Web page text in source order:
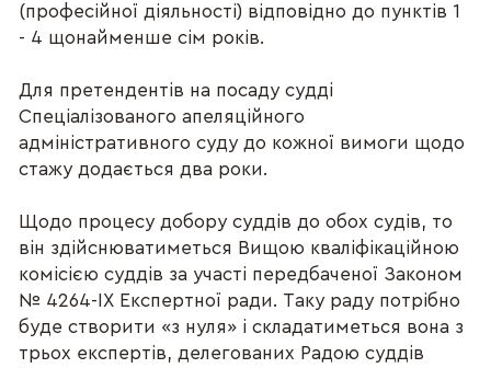
(професійної діяльності) відповідно до пунктів 1
- 4 щонайменше сім років.
Для претендентів на посаду судді
Спеціалізованого апеляційного
адміністративного суду до кожної вимоги щодо
стажу додається два роки.
Щодо процесу добору суддів до обох судів, то
він здійснюватиметься Вищою кваліфікаційною
комісією суддів за участі передбаченої Законом
№ 4264-IX Експертної ради. Таку раду потрібно
буде створити «з нуля» і складатиметься вона з
трьох експертів, делегованих Радою суддів